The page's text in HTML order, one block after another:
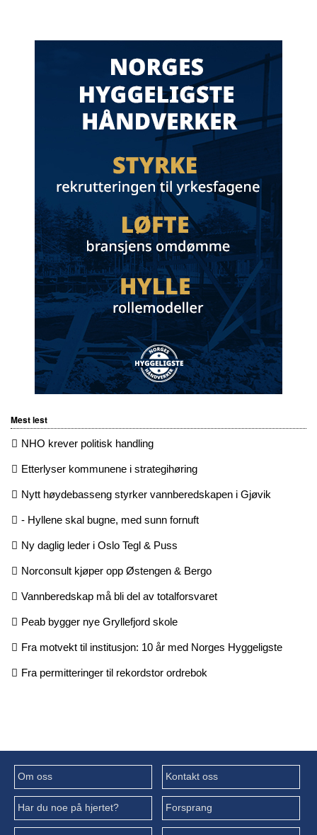
Mest lest
NHO krever politisk handling
Etterlyser kommunene i strategihøring
Nytt høydebasseng styrker vannberedskapen i Gjøvik
- Hyllene skal bugne, med sunn fornuft
Ny daglig leder i Oslo Tegl & Puss
Norconsult kjøper opp Østengen & Bergo
Vannberedskap må bli del av totalforsvaret
Peab bygger nye Gryllefjord skole
Fra motvekt til institusjon: 10 år med Norges Hyggeligste
Fra permitteringer til rekordstor ordrebok
Om oss Kontakt oss
Har du noe på hjertet? Forsprang